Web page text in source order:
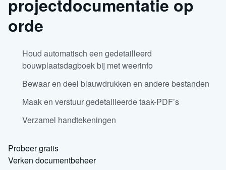
projectdocumentatie op
orde
Houd automatisch een gedetailleerd
bouwplaatsdagboek bij met weerinfo
Bewaar en deel blauwdrukken en andere bestanden
Maak en verstuur gedetailleerde taak-PDF’s
Verzamel handtekeningen
Probeer gratis
Verken documentbeheer